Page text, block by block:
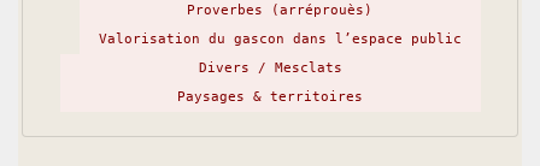
Proverbes (arréprouès)
Valorisation du gascon dans l’espace public
Divers / Mesclats
Paysages & territoires